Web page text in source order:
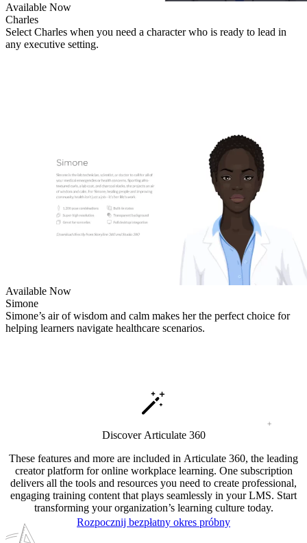
Available Now
Charles
Select Charles when you need a character who is ready to lead in
any executive setting.
Available Now
Simone
Simone’s air of wisdom and calm makes her the perfect choice for
helping learners navigate healthcare scenarios.
Discover Articulate 360
These features and more are included in Articulate 360, the leading
creator platform for online workplace learning. One subscription
delivers all the tools and resources you need to create professional,
engaging training content that plays seamlessly in your LMS. Start
transforming your organization’s learning culture today.
Rozpocznij bezpłatny okres próbny